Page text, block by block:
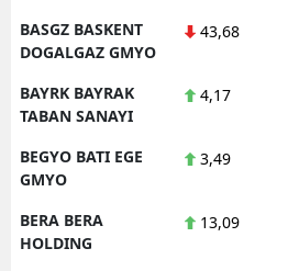
BASGZ BASKENT
DOGALGAZ GMYO
43,68
BAYRK BAYRAK
TABAN SANAYI
4,17
BEGYO BATI EGE
GMYO
3,49
BERA BERA
HOLDING
13,09